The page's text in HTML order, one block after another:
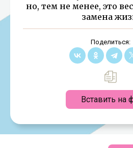
но, тем не менее, это
замена
Поделиться:
Вставить на